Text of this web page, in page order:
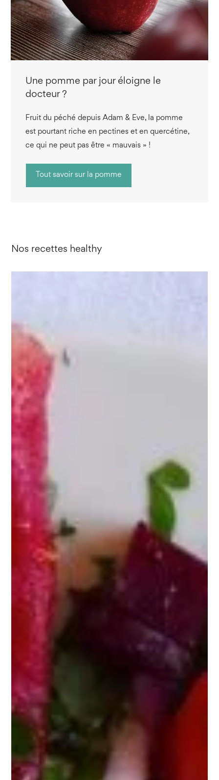
Une pomme par jour éloigne le
docteur ?
Fruit du péché depuis Adam & Eve, la pomme
est pourtant riche en pectines et en quercétine,
ce qui ne peut pas être « mauvais » !
Tout savoir sur la pomme
Nos recettes healthy